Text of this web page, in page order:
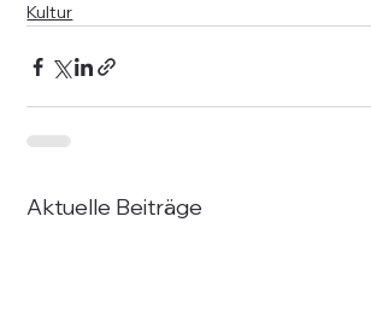
Kultur
Aktuelle Beiträge